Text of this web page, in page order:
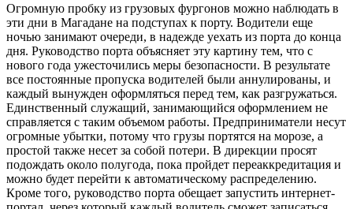
Огромную пробку из грузовых фургонов можно наблюдать в
эти дни в Магадане на подступах к порту. Водители еще
ночью занимают очереди, в надежде уехать из порта до конца
дня. Руководство порта объясняет эту картину тем, что с
нового года ужесточились меры безопасности. В результате
все постоянные пропуска водителей были аннулированы, и
каждый вынужден оформляться перед тем, как разгружаться.
Единственный служащий, занимающийся оформлением не
справляется с таким объемом работы. Предприниматели несут
огромные убытки, потому что грузы портятся на морозе, а
простой также несет за собой потери. В дирекции просят
подождать около полугода, пока пройдет переаккредитация и
можно будет перейти к автоматическому распределению.
Кроме того, руководство порта обещает запустить интернет-